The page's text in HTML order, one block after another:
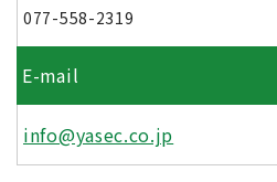
077-558-2319
E-mail
info@yasec.co.jp